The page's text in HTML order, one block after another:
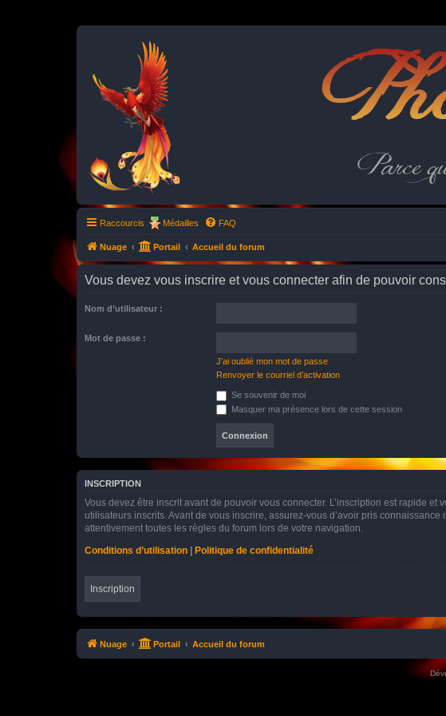
Parce
Raccourcis Médailles FAQ
Nuage Portail Accueil du forum
Vous devez vous inscrire et vous connecter afin de pouvoir
Nom d’utilisateur :
Mot de passe :
J’ai oublié mon mot de passe
Renvoyer le courriel d’activation
Se souvenir de moi
Masquer ma présence lors de cette session
INSCRIPTION
Vous devez être inscrit avant de pouvoir vous connecter. L’inscription est rapide
utilisateurs inscrits. Avant de vous inscrire, assurez-vous d’avoir pris
attentivement toutes les règles du forum lors de votre navigation.
Conditions d’utilisation | Politique de confidentialité
Inscription
Nuage Portail Accueil du forum